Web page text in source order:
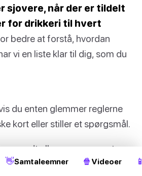
sjovere, når der er tildelt
for drikkeri til hvert
bedre at forstå, hvordan
vi en liste klar til dig, som du
du enten glemmer reglerne
kort eller stiller et spørgsmål.
vendt eller oversprunget.
du spiller et kort med samme
👋Samtaleemner 🍿 Videoer